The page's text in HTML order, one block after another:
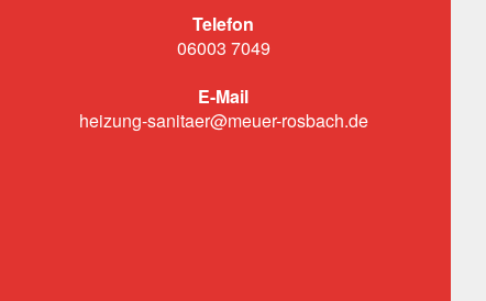
Telefon
06003 7049
E-Mail
heizung-sanitaer@meuer-rosbach.de